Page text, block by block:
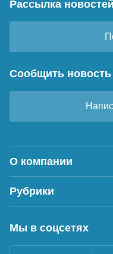
Рассылка новостей
Сообщить новость
О компании
Рубрики
Мы в соцсетях